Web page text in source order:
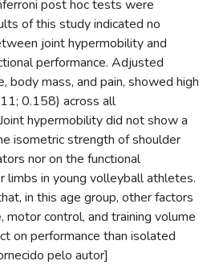
post hoc tests were
of this study indicated no
joint hypermobility and
performance. Adjusted
body mass, and pain, showed high
0.158) across all
hypermobility did not show a
isometric strength of shoulder
nor on the functional
limbs in young volleyball athletes.
in this age group, other factors
motor control, and training volume
on performance than isolated
pelo autor]